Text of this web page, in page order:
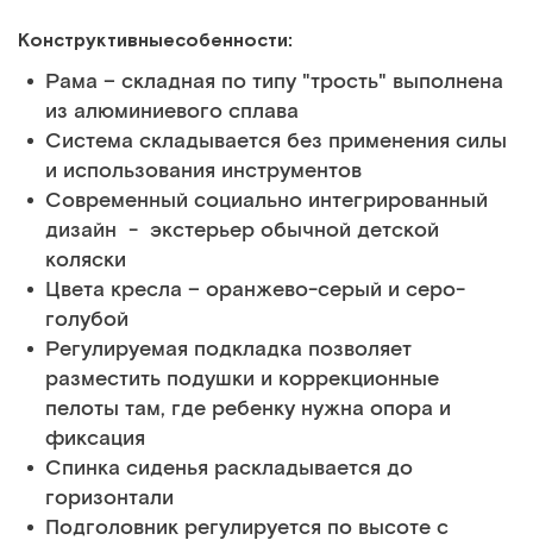
Конструктивныесобенности:
Рама – складная по типу "трость" выполнена
из алюминиевого сплава
Система складывается без применения силы
и использования инструментов
Современный социально интегрированный
дизайн - экстерьер обычной детской
коляски
Цвета кресла – оранжево-серый и серо-
голубой
Регулируемая подкладка позволяет
разместить подушки и коррекционные
пелоты там, где ребенку нужна опора и
фиксация
Спинка сиденья раскладывается до
горизонтали
Подголовник регулируется по высоте с